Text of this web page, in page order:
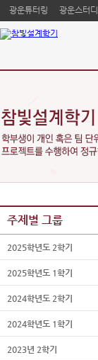
광운튜터링 광운스터
주제별 그룹
2025학년도 2학기
2025학년도 1학기
2024학년도 2학기
2024학년도 1학기
2023년 2학기